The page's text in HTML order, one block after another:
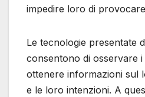
impedire loro di
Le tecnologie presentate
consentono di osservare
ottenere informazioni sul
e le loro intenzioni. A